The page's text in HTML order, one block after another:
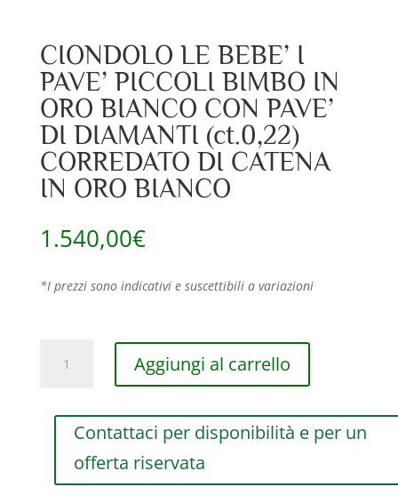
CIONDOLO LE BEBE’ I
PAVE’ PICCOLI BIMBO IN
ORO BIANCO CON PAVE’
DI DIAMANTI (ct.0,22)
CORREDATO DI CATENA
IN ORO BIANCO
1.540,00€
*I prezzi sono indicativi e suscettibili a variazioni
BIMBO
Aggiungi al carrello
Contattaci per disponibilità e per un
offerta riservata